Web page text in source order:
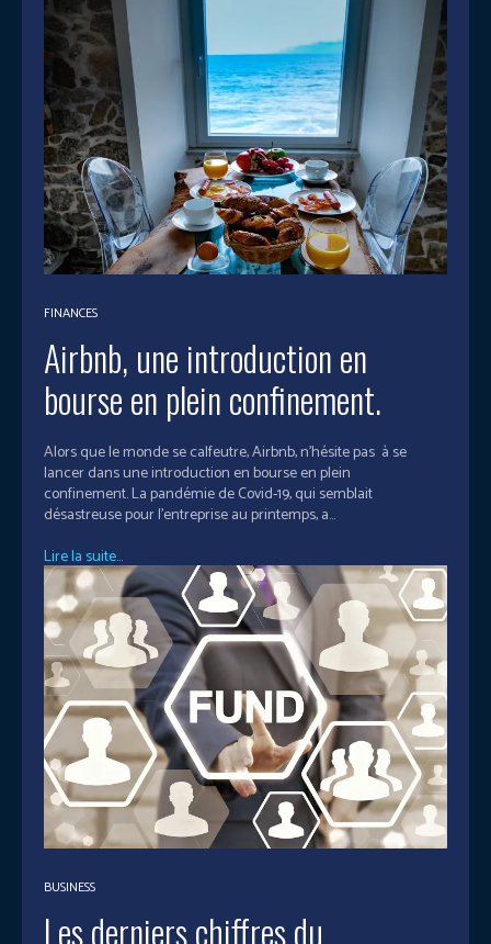
FINANCES
Airbnb, une introduction en
bourse en plein confinement.
Alors que le monde se calfeutre, Airbnb, n’hésite pas à se
lancer dans une introduction en bourse en plein
confinement. La pandémie de Covid-19, qui semblait
désastreuse pour l'entreprise au printemps, a...
Lire la suite...
BUSINESS
Les derniers chiffres du